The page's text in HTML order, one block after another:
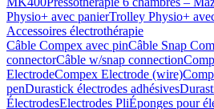
Physio+ avec panierTrolley Physio+
Accessoires électrothérapie
Câble Compex avec pinCâble Snap
connectorCâble w/snap connection
ElectrodeCompex Electrode (wire)
penDurastick électrodes adhésives
ÉlectrodesElectrodes PliÉponges pour